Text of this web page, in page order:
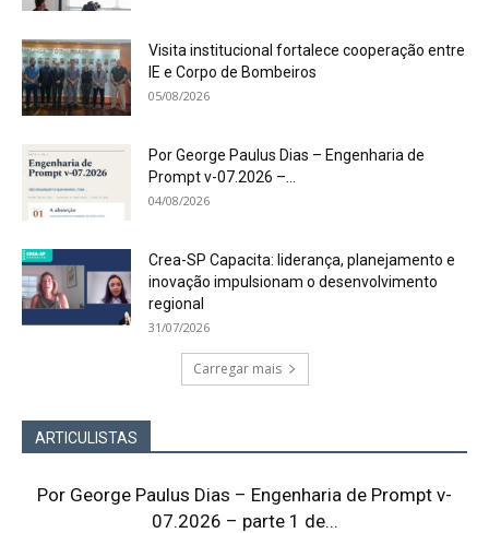
Visita institucional fortalece cooperação entre
IE e Corpo de Bombeiros
05/08/2026
Por George Paulus Dias – Engenharia de
Prompt v-07.2026 –...
04/08/2026
Crea-SP Capacita: liderança, planejamento e
inovação impulsionam o desenvolvimento
regional
31/07/2026
Carregar mais
ARTICULISTAS
Por George Paulus Dias – Engenharia de Prompt v-
07.2026 – parte 1 de...